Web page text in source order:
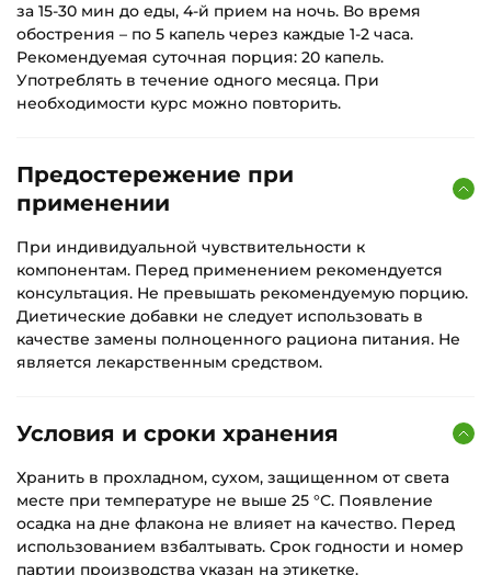
за 15-30 мин до еды, 4-й прием на ночь. Во время
обострения – по 5 капель через каждые 1-2 часа.
Рекомендуемая суточная порция: 20 капель.
Употреблять в течение одного месяца. При
необходимости курс можно повторить.
Предостережение при
применении
При индивидуальной чувствительности к
компонентам. Перед применением рекомендуется
консультация. Не превышать рекомендуемую порцию.
Диетические добавки не следует использовать в
качестве замены полноценного рациона питания. Не
является лекарственным средством.
Условия и сроки хранения
Хранить в прохладном, сухом, защищенном от света
месте при температуре не выше 25 °С. Появление
осадка на дне флакона не влияет на качество. Перед
использованием взбалтывать. Срок годности и номер
партии производства указан на этикетке.